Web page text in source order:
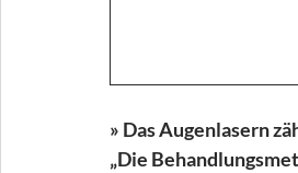
» Das Augenlasern
„Die